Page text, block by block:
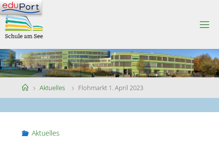
Skip
to
content
CHU
LEA
MS
EE
HomeAktuelles Flohmarkt 1. April 2023
Aktuelles